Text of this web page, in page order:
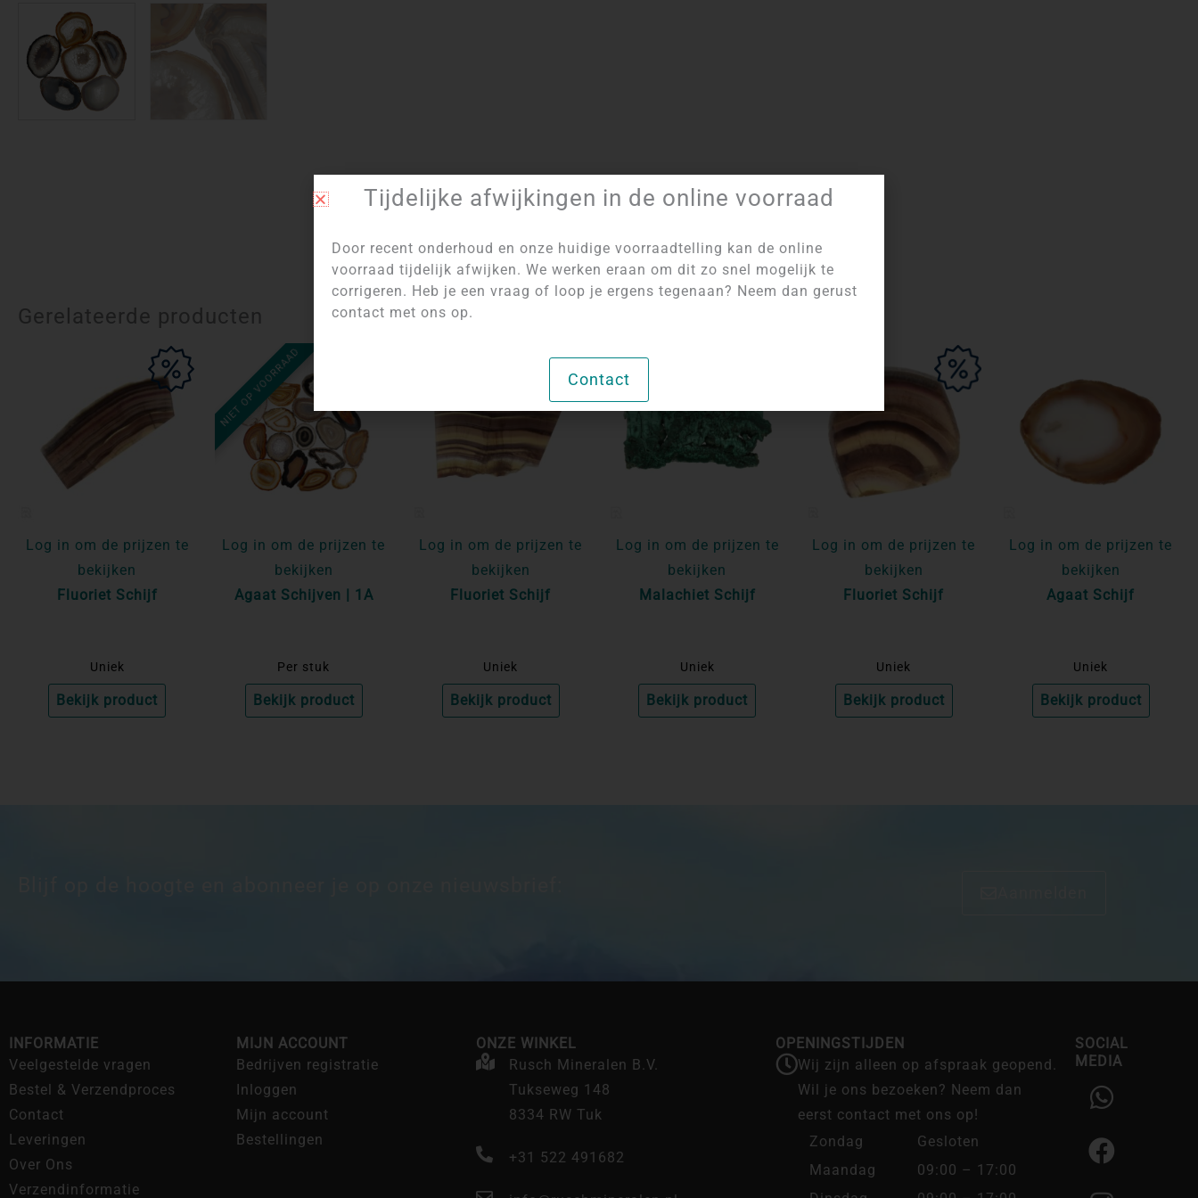
Artikelnummer: 4009 Categorie: Geodes en Schijven
Gerelateerde producten
Log in om de prijzen te
bekijken
Fluoriet Schijf
Uniek
Bekijk product
NIET OP VOORRAAD
Log in om de prijzen te
bekijken
Agaat Schijven | 1A
Per stuk
Bekijk product
Log in om de prijzen te
bekijken
Fluoriet Schijf
Uniek
Bekijk product
Log in om de prijzen te
bekijken
Malachiet Schijf
Uniek
Bekijk product
Log in om de prijzen te
bekijken
Fluoriet Schijf
Uniek
Bekijk product
Log in om de prijzen te
bekijken
Agaat Schijf
Uniek
Bekijk product
INFORMATIE
Veelgestelde vragen
Bestel & Verzendproces
Contact
Leveringen
Over Ons
Verzendinformatie
MIJN ACCOUNT
Bedrijven registratie
Inloggen
Mijn account
Bestellingen
ONZE WINKEL
Rusch Mineralen B.V.
Tukseweg 148
8334 RW Tuk
+31 522 491682
OPENINGSTIJDEN
Wij zijn alleen op afspraak geopend.
Wil je ons bezoeken? Neem dan
eerst contact met ons op!
Zondag
Gesloten
Maandag
09:00 – 17:00
SOCIAL
MEDIA
W
h
a
t
s
F
a
c
e
b
I
n
s
t
a
Tijdelijke afwijkingen in de online voorraad
Door recent onderhoud en onze huidige voorraadtelling kan de online
voorraad tijdelijk afwijken. We werken eraan om dit zo snel mogelijk te
corrigeren. Heb je een vraag of loop je ergens tegenaan? Neem dan gerust
contact met ons op.
Contact